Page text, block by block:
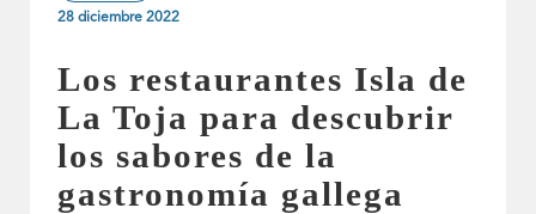
28 diciembre 2022
Los restaurantes Isla de
La Toja para descubrir
los sabores de la
gastronomía gallega